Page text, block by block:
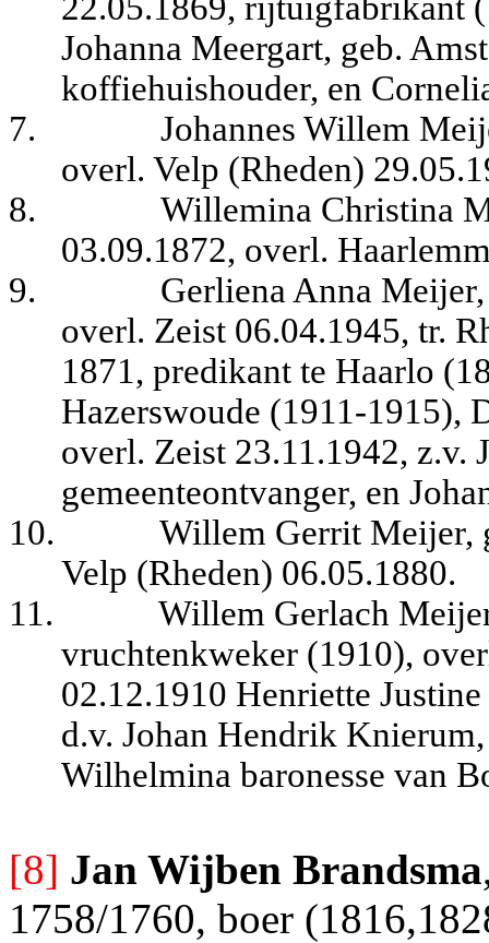
Johanna Meergart, geb.
koffiehuishouder, en
7.
Johannes Willem
overl. Velp (Rheden)
8.
Willemina Christina
03.09.1872, overl.
9.
Gerliena Anna
overl. Zeist 06.04.1945, tr.
1871, predikant te Haarlo
Hazerswoude (1911-1915),
overl. Zeist 23.11.1942, z.v.
gemeenteontvanger, en
10.
Willem Gerrit Meijer,
Velp (Rheden) 06.05.1880.
11.
Willem Gerlach
vruchtenkweker (1910),
02.12.1910 Henriette
d.v. Johan Hendrik
Wilhelmina baronesse van
[8] Jan Wijben Brandsma
1758/1760, boer